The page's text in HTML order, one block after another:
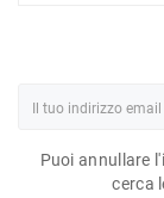
Puoi annullare
cerca